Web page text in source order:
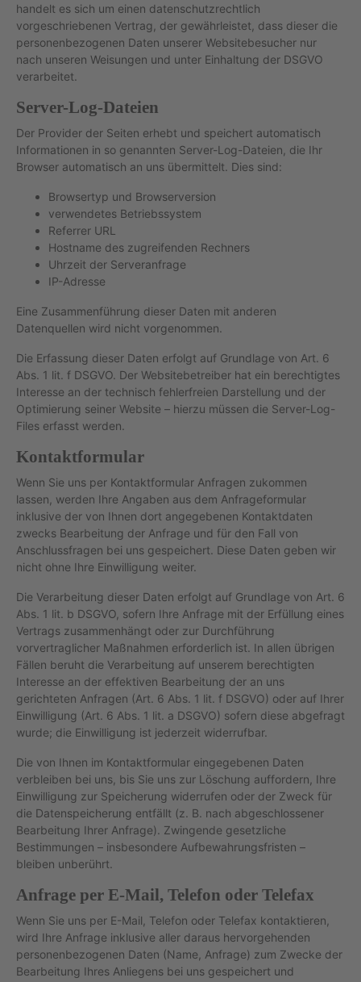
handelt es sich um einen datenschutzrechtlich
vorgeschriebenen Vertrag, der gewährleistet, dass dieser die
personenbezogenen Daten unserer Websitebesucher nur
nach unseren Weisungen und unter Einhaltung der DSGVO
verarbeitet.
Server-Log-Dateien
Der Provider der Seiten erhebt und speichert automatisch
Informationen in so genannten Server-Log-Dateien, die Ihr
Browser automatisch an uns übermittelt. Dies sind:
Browsertyp und Browserversion
verwendetes Betriebssystem
Referrer URL
Hostname des zugreifenden Rechners
Uhrzeit der Serveranfrage
IP-Adresse
Eine Zusammenführung dieser Daten mit anderen
Datenquellen wird nicht vorgenommen.
Die Erfassung dieser Daten erfolgt auf Grundlage von Art. 6
Abs. 1 lit. f DSGVO. Der Websitebetreiber hat ein berechtigtes
Interesse an der technisch fehlerfreien Darstellung und der
Optimierung seiner Website – hierzu müssen die Server-Log-
Files erfasst werden.
Kontaktformular
Wenn Sie uns per Kontaktformular Anfragen zukommen
lassen, werden Ihre Angaben aus dem Anfrageformular
inklusive der von Ihnen dort angegebenen Kontaktdaten
zwecks Bearbeitung der Anfrage und für den Fall von
Anschlussfragen bei uns gespeichert. Diese Daten geben wir
nicht ohne Ihre Einwilligung weiter.
Die Verarbeitung dieser Daten erfolgt auf Grundlage von Art. 6
Abs. 1 lit. b DSGVO, sofern Ihre Anfrage mit der Erfüllung eines
Vertrags zusammenhängt oder zur Durchführung
vorvertraglicher Maßnahmen erforderlich ist. In allen übrigen
Fällen beruht die Verarbeitung auf unserem berechtigten
Interesse an der effektiven Bearbeitung der an uns
gerichteten Anfragen (Art. 6 Abs. 1 lit. f DSGVO) oder auf Ihrer
Einwilligung (Art. 6 Abs. 1 lit. a DSGVO) sofern diese abgefragt
wurde; die Einwilligung ist jederzeit widerrufbar.
Die von Ihnen im Kontaktformular eingegebenen Daten
verbleiben bei uns, bis Sie uns zur Löschung auffordern, Ihre
Einwilligung zur Speicherung widerrufen oder der Zweck für
die Datenspeicherung entfällt (z. B. nach abgeschlossener
Bearbeitung Ihrer Anfrage). Zwingende gesetzliche
Bestimmungen – insbesondere Aufbewahrungsfristen –
bleiben unberührt.
Anfrage per E-Mail, Telefon oder Telefax
Wenn Sie uns per E-Mail, Telefon oder Telefax kontaktieren,
wird Ihre Anfrage inklusive aller daraus hervorgehenden
personenbezogenen Daten (Name, Anfrage) zum Zwecke der
Bearbeitung Ihres Anliegens bei uns gespeichert und